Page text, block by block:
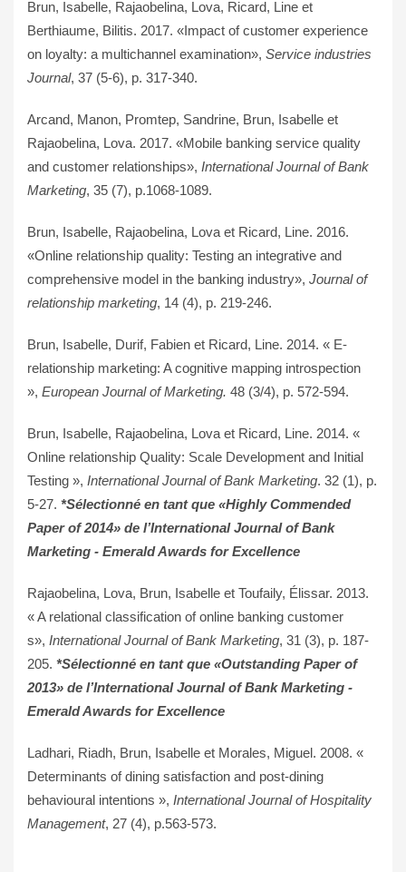
Brun, Isabelle, Rajaobelina, Lova, Ricard, Line et
Berthiaume, Bilitis. 2017. «Impact of customer experience
on loyalty: a multichannel examination», Service industries
Journal, 37 (5-6), p. 317-340.
Arcand, Manon, Promtep, Sandrine, Brun, Isabelle et
Rajaobelina, Lova. 2017. «Mobile banking service quality
and customer relationships», International Journal of Bank
Marketing, 35 (7), p.1068-1089.
Brun, Isabelle, Rajaobelina, Lova et Ricard, Line. 2016.
«Online relationship quality: Testing an integrative and
comprehensive model in the banking industry», Journal of
relationship marketing, 14 (4), p. 219-246.
Brun, Isabelle, Durif, Fabien et Ricard, Line. 2014. « E-
relationship marketing: A cognitive mapping introspection
», European Journal of Marketing. 48 (3/4), p. 572-594.
Brun, Isabelle, Rajaobelina, Lova et Ricard, Line. 2014. «
Online relationship Quality: Scale Development and Initial
Testing », International Journal of Bank Marketing. 32 (1), p.
5-27. *Sélectionné en tant que «Highly Commended
Paper of 2014» de l’International Journal of Bank
Marketing - Emerald Awards for Excellence
Rajaobelina, Lova, Brun, Isabelle et Toufaily, Élissar. 2013.
« A relational classification of online banking customer
s», International Journal of Bank Marketing, 31 (3), p. 187-
205. *Sélectionné en tant que «Outstanding Paper of
2013» de l’International Journal of Bank Marketing -
Emerald Awards for Excellence
Ladhari, Riadh, Brun, Isabelle et Morales, Miguel. 2008. «
Determinants of dining satisfaction and post-dining
behavioural intentions », International Journal of Hospitality
Management, 27 (4), p.563-573.